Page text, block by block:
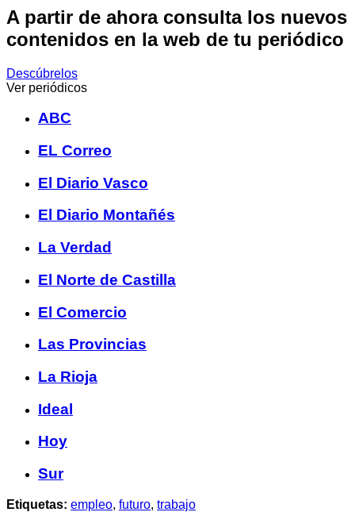
A partir de ahora consulta los nuevos
contenidos en la web de tu periódico
Descúbrelos
Ver periódicos
ABC
EL Correo
El Diario Vasco
El Diario Montañés
La Verdad
El Norte de Castilla
El Comercio
Las Provincias
La Rioja
Ideal
Hoy
Sur
Etiquetas: empleo, futuro, trabajo